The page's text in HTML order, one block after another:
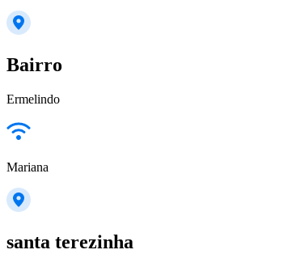
Bairro
Ermelindo
Mariana
santa terezinha